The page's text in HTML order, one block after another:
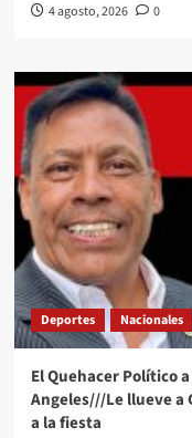
4 agosto, 2026 0
Deportes Nacionales
El Quehacer Político
Angeles///Le llueve
a la fiesta